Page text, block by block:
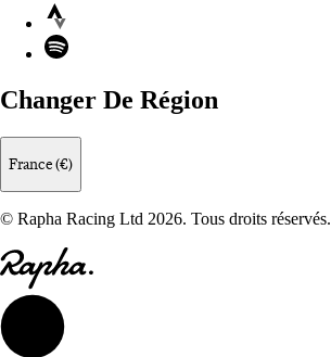
Strava
Spotify
Changer De Région
France (€)
© Rapha Racing Ltd 2026. Tous droits réservés.